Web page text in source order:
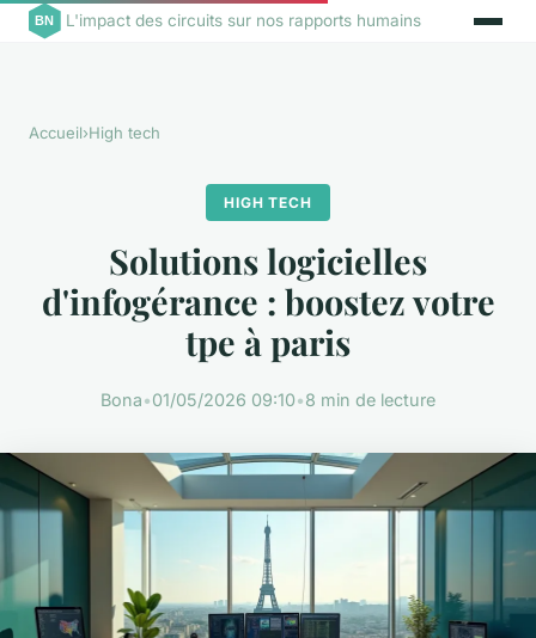
L'impact des circuits sur nos rapports humains
Accueil›High tech
HIGH TECH
Solutions logicielles
d'infogérance : boostez votre
tpe à paris
Bona•01/05/2026 09:10•8 min de lecture